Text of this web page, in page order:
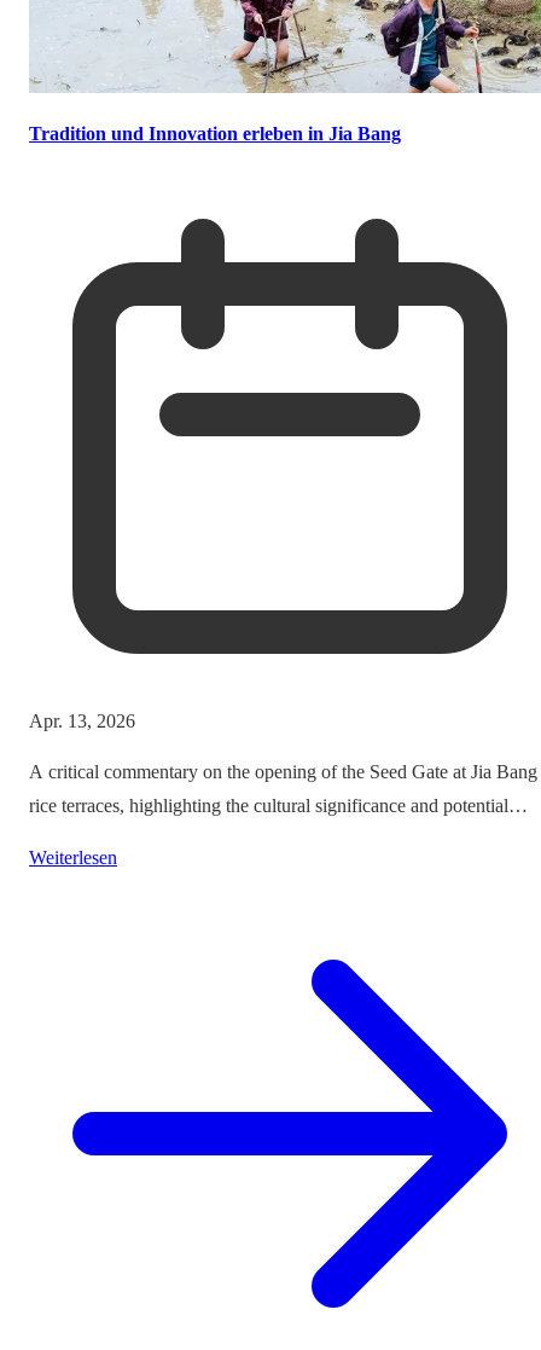
Tradition und Innovation erleben in Jia Bang
Apr. 13, 2026
A critical commentary on the opening of the Seed Gate at Jia Bang
rice terraces, highlighting the cultural significance and potential
Weiterlesen